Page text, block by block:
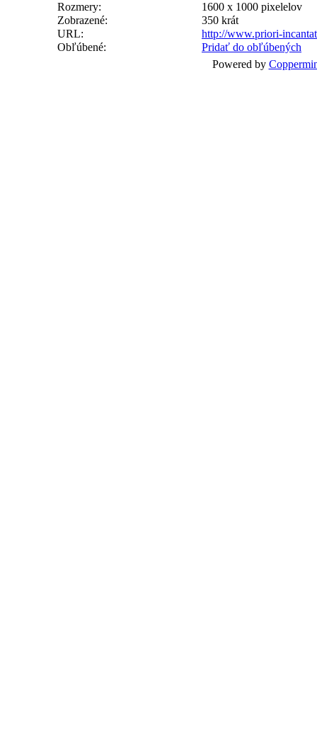
Rozmery:
1600 x 1000 pixelelov
Zobrazené:
350 krát
URL:
http://www.priori-
Obľúbené:
Pridať do obľúbených
Powered by